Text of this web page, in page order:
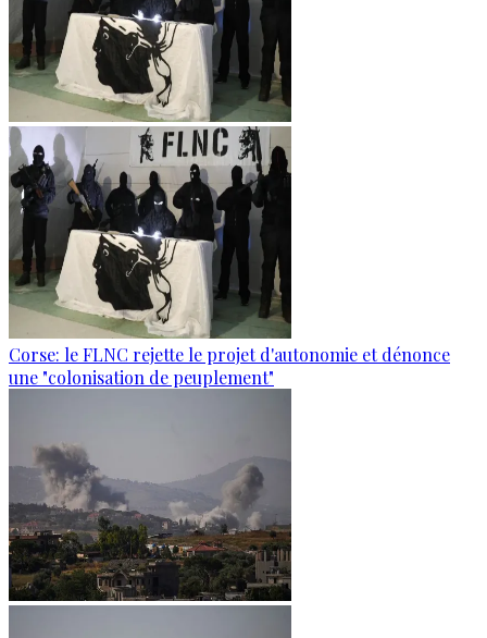
Corse: le FLNC rejette le projet d'autonomie et dénonce
une "colonisation de peuplement"